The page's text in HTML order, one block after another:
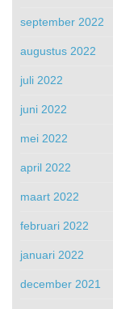
september 2022
augustus 2022
juli 2022
juni 2022
mei 2022
april 2022
maart 2022
februari 2022
januari 2022
december 2021